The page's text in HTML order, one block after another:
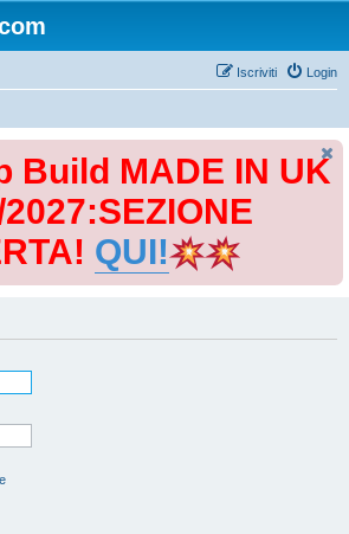
Login
Iscriviti
Build MADE IN UK
QUI!